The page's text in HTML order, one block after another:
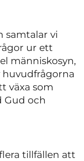
samtalar vi
ur ett
människosyn,
huvudfrågorna
växa som
Gud och
tillfällen att